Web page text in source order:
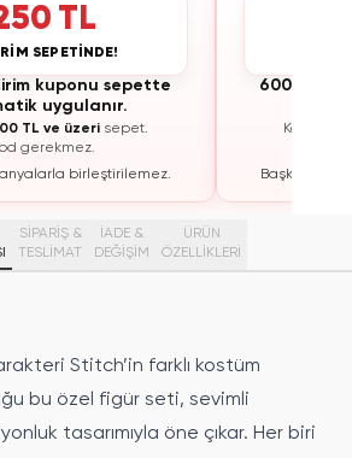
TL
SEPETİNDE!
kuponu sepette
uygulanır.
TL ve üzeri sepet.
gerekmez.
birleştirilemez.
600 TL
Koşul:
Başka
SİPARİŞ &
TESLİMAT
İADE &
DEĞİŞİM
ÜRÜN
ÖZELLIKLERI
Stitch’in farklı kostüm
bu özel figür seti, sevimli
tasarımıyla öne çıkar. Her biri